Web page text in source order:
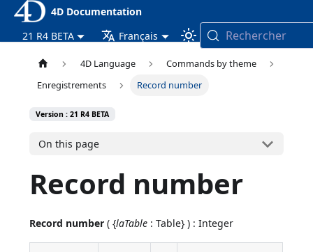
4D Documentation
21 R4 BETA
Français Rechercher
4D Language
Commands by theme
Enregistrements
Record number
Version : 21 R4 BETA
On this page
Record number
Record number ( {laTable : Table} ) : Integer